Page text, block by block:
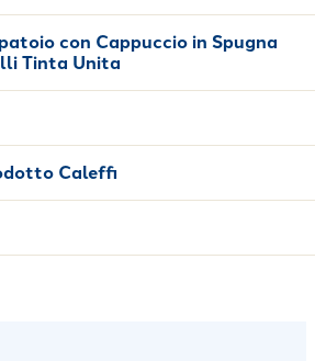
con Cappuccio in Spugna
Tinta Unita
Caleffi